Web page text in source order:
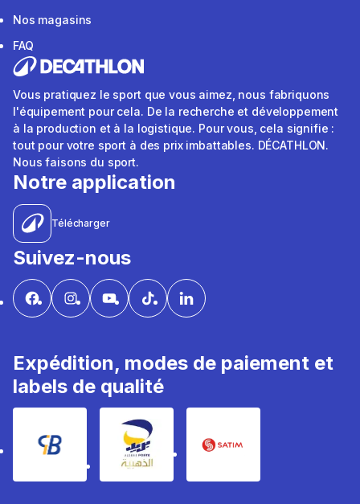
Nos magasins
FAQ
Vous pratiquez le sport que vous aimez, nous fabriquons
l'équipement pour cela. De la recherche et développement
à la production et à la logistique. Pour vous, cela signifie :
tout pour votre sport à des prix imbattables. DÉCATHLON.
Nous faisons du sport.
Notre application
Télécharger
Suivez-nous
Expédition, modes de paiement et
labels de qualité